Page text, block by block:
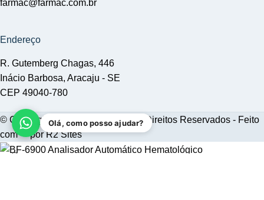
farmac@farmac.com.br
Endereço
R. Gutemberg Chagas, 446
Inácio Barbosa, Aracaju - SE
CEP 49040-780
© Copyright 2023-2026 | Todos os Direitos Reservados - Feito
com❤porR2 Sites
Olá, como posso ajudar?